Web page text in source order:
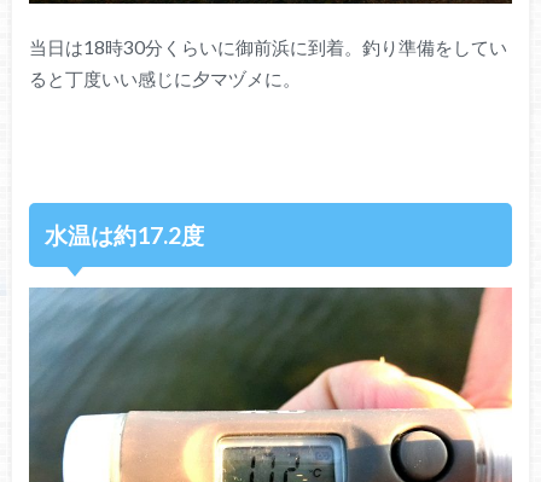
当日は18時30分くらいに御前浜に到着。釣り準備をしてい
ると丁度いい感じに夕マヅメに。
水温は約17.2度